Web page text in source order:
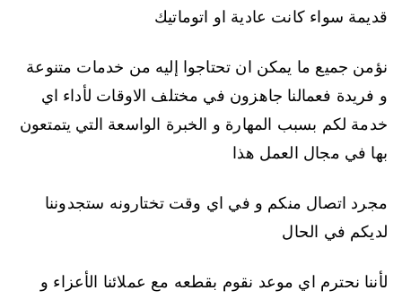
قديمة سواء كانت عادية او اتوماتيك
نؤمن جميع ما يمكن ان تحتاجوا إليه من خدمات متنوعة
و فريدة فعمالنا جاهزون في مختلف الاوقات لأداء اي
خدمة لكم بسبب المهارة و الخبرة الواسعة التي يتمتعون
بها في مجال العمل هذا
مجرد اتصال منكم و في اي وقت تختارونه ستجدوننا
لديكم في الحال
لأننا نحترم اي موعد نقوم بقطعه مع عملائنا الأعزاء و